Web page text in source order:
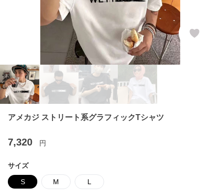
アメカジ ストリート系グラフィックTシャツ
7,320 円
サイズ
S M L